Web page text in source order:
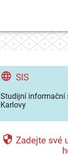
SIS
Studijní informační
Karlovy
Zadejte své